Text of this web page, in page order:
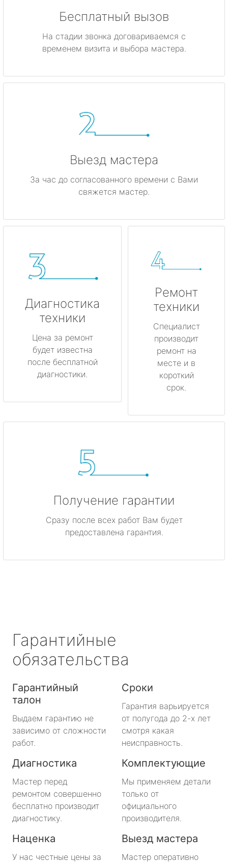
Бесплатный вызов
На стадии звонка договариваемся с
временем визита и выбора мастера.
Выезд мастера
За час до согласованного времени с Вами
свяжется мастер.
Диагностика
техники
Цена за ремонт
будет известна
после бесплатной
диагностики.
Ремонт
техники
Специалист
производит
ремонт на
месте и в
короткий
срок.
Получение гарантии
Сразу после всех работ Вам будет
предоставлена гарантия.
Гарантийные
обязательства
Гарантийный
талон
Выдаем гарантию не
зависимо от сложности
работ.
Сроки
Гарантия варьируется
от полугода до 2-х лет
смотря какая
неисправность.
Диагностика
Мастер перед
ремонтом совершенно
бесплатно производит
диагностику.
Комплектующие
Мы применяем детали
только от
официального
производителя.
Наценка
У нас честные цены за
Выезд мастера
Мастер оперативно